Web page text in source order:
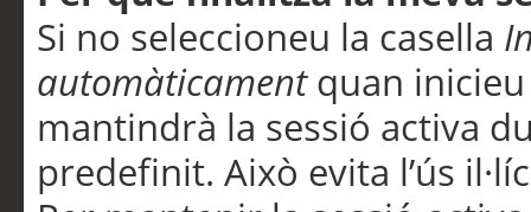
Si no seleccioneu la casella
automàticamentquan inicieu
mantindrà la sessió activa
predefinit. Això evita l’ús